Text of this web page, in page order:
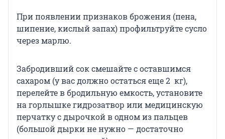
При появлении признаков брожения (пена,
шипение, кислый запах) профильтруйте сусло
через марлю.
Забродивший сок смешайте с оставшимся
сахаром (у вас должно остаться еще 2 кг),
перелейте в бродильную емкость, установите
на горлышке гидрозатвор или медицинскую
перчатку с дырочкой в одном из пальцев
(большой дырки не нужно — достаточно